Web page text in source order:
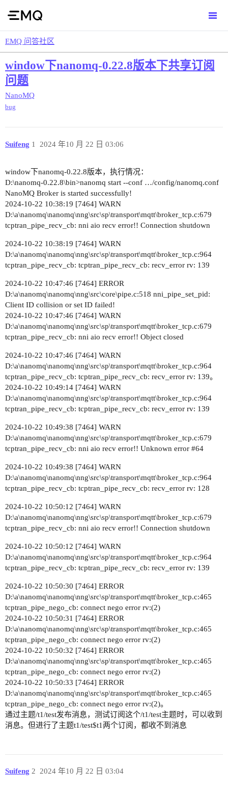
EMQ 问答社区
window下nanomq-0.22.8版本下共享订阅
问题
NanoMQ
bug
Suifeng 2024 年10 月 22 日 03:06
1
window下nanomq-0.22.8版本，执行情况：
D:\nanomq-0.22.8\bin>nanomq start --conf …/config/nanomq.conf
NanoMQ Broker is started successfully!
2024-10-22 10:38:19 [7464] WARN
D:\a\nanomq\nanomq\nng\src\sp\transport\mqtt\broker_tcp.c:679
tcptran_pipe_recv_cb: nni aio recv error!! Connection shutdown
2024-10-22 10:38:19 [7464] WARN
D:\a\nanomq\nanomq\nng\src\sp\transport\mqtt\broker_tcp.c:964
tcptran_pipe_recv_cb: tcptran_pipe_recv_cb: recv_error rv: 139
2024-10-22 10:47:46 [7464] ERROR
D:\a\nanomq\nanomq\nng\src\core\pipe.c:518 nni_pipe_set_pid:
Client ID collision or set ID failed!
2024-10-22 10:47:46 [7464] WARN
D:\a\nanomq\nanomq\nng\src\sp\transport\mqtt\broker_tcp.c:679
tcptran_pipe_recv_cb: nni aio recv error!! Object closed
2024-10-22 10:47:46 [7464] WARN
D:\a\nanomq\nanomq\nng\src\sp\transport\mqtt\broker_tcp.c:964
tcptran_pipe_recv_cb: tcptran_pipe_recv_cb: recv_error rv: 139。
2024-10-22 10:49:14 [7464] WARN
D:\a\nanomq\nanomq\nng\src\sp\transport\mqtt\broker_tcp.c:964
tcptran_pipe_recv_cb: tcptran_pipe_recv_cb: recv_error rv: 139
2024-10-22 10:49:38 [7464] WARN
D:\a\nanomq\nanomq\nng\src\sp\transport\mqtt\broker_tcp.c:679
tcptran_pipe_recv_cb: nni aio recv error!! Unknown error #64
2024-10-22 10:49:38 [7464] WARN
D:\a\nanomq\nanomq\nng\src\sp\transport\mqtt\broker_tcp.c:964
tcptran_pipe_recv_cb: tcptran_pipe_recv_cb: recv_error rv: 128
2024-10-22 10:50:12 [7464] WARN
D:\a\nanomq\nanomq\nng\src\sp\transport\mqtt\broker_tcp.c:679
tcptran_pipe_recv_cb: nni aio recv error!! Connection shutdown
2024-10-22 10:50:12 [7464] WARN
D:\a\nanomq\nanomq\nng\src\sp\transport\mqtt\broker_tcp.c:964
tcptran_pipe_recv_cb: tcptran_pipe_recv_cb: recv_error rv: 139
2024-10-22 10:50:30 [7464] ERROR
D:\a\nanomq\nanomq\nng\src\sp\transport\mqtt\broker_tcp.c:465
tcptran_pipe_nego_cb: connect nego error rv:(2)
2024-10-22 10:50:31 [7464] ERROR
D:\a\nanomq\nanomq\nng\src\sp\transport\mqtt\broker_tcp.c:465
tcptran_pipe_nego_cb: connect nego error rv:(2)
2024-10-22 10:50:32 [7464] ERROR
D:\a\nanomq\nanomq\nng\src\sp\transport\mqtt\broker_tcp.c:465
tcptran_pipe_nego_cb: connect nego error rv:(2)
2024-10-22 10:50:33 [7464] ERROR
D:\a\nanomq\nanomq\nng\src\sp\transport\mqtt\broker_tcp.c:465
tcptran_pipe_nego_cb: connect nego error rv:(2)。
通过主题/t1/test发布消息，测试订阅这个/t1/test主题时，可以收到
消息。但进行了主题t1/test$t1两个订阅，都收不到消息
Suifeng 2024 年10 月 22 日 03:04
2